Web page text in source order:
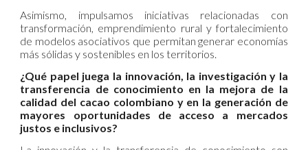
Asimismo, impulsamos iniciativas relacionadas con
transformación, emprendimiento rural y fortalecimiento
de modelos asociativos que permitan generar economías
más sólidas y sostenibles en los territorios.
¿Qué papel juega la innovación, la investigación y la
transferencia de conocimiento en la mejora de la
calidad del cacao colombiano y en la generación de
mayores oportunidades de acceso a mercados
justos e inclusivos?